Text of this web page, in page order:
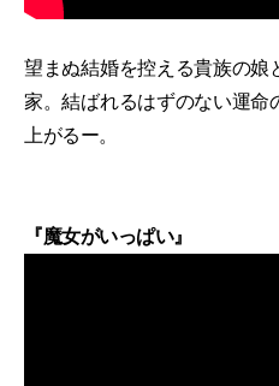
望まぬ結婚を控える貴族の娘
家。結ばれるはずのない運命
上がるー。
『魔女がいっぱい』